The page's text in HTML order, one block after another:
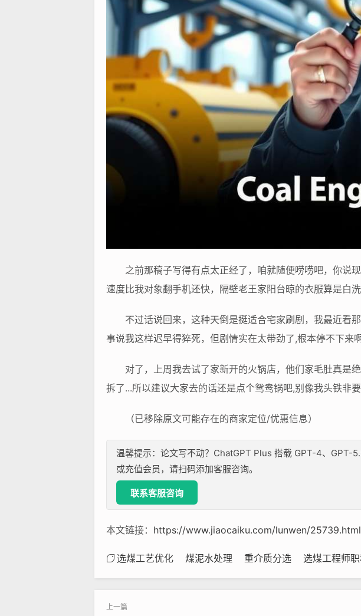
之前那稿子写得有点太正经了，咱就随便唠唠吧，你说
速度比我对象翻手机还快，隔壁老王家阳台晾的衣服算是白
不过话说回来，这种天倒是挺适合宅家刷剧，我最近看
事说我这样迟早得猝死，但剧情实在太带劲了,根本停不下来啊
对了，上周我去试了家新开的火锅店，他们家毛肚真是
拆了...所以建议大家去的话还是点个鸳鸯锅吧,别像我头铁非要
（已移除原文可能存在的商家定位/优惠信息）
温馨提示：论文写不动？ChatGPT Plus 搭载 GPT-4、GPT-
或充值会员，请扫码添加客服咨询。
联系客服咨询
本文链接： https://www.jiaocaiku.com/lunwen/25739.html
选煤工艺优化 煤泥水处理 重介质分选 选煤工程师